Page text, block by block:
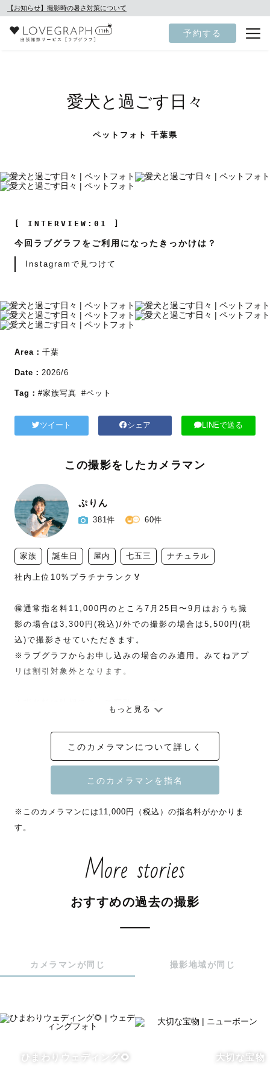
【お知らせ】撮影時の暑さ対策について
予約する
愛犬と過ごす日々
ペットフォト 千葉県
[ INTERVIEW:01 ]
今回ラブグラフをご利用になったきっかけは？
Instagramで見つけて
Area： 千葉
Date： 2026/6
Tag： #家族写真 #ペット
ツイート シェア LINEで送る
この撮影をしたカメラマン
ぷりん
381件 60件
家族 誕生日 屋内 七五三 ナチュラル
社内上位10%プラチナランク🏅
🉐通常指名料11,000円のところ7月25日〜9月はおうち撮
影の場合は3,300円(税込)/外での撮影の場合は5,500円(税
込)で撮影させていただきます。
※ラブグラフからお申し込みの場合のみ適用。みてねアプ
リは割引対象外となります。
てねからの割引は不可となります。
★リピーター様は指名料を割引させていただきます(条件あ
別途お問い合わせください。
思いやりで心つなぐ癒し系カメラマン🍀
❉ 好奇心旺盛、プリンが大好き🍮
❉ 自然体を撮るけど自分が撮られる時は固まりがち💦
いで撮っています📸
産着を着る際はお手伝い出来ますのでご安心ください◎
和傘（赤色・青色）雨天、強風、故障の場合を除き、貸出
可能です◎
もっと見る
このカメラマンについて詳しく
※このカメラマンには11,000円（税込）の指名料がかかりま
す。
More stories
おすすめの過去の撮影
カメラマンが同じ 撮影地域が同じ
ひまわりウェディング🌻 大切な宝物